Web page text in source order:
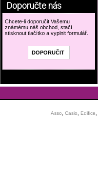
Doporučte nás
Chcete-li doporučit Vašemu
známému náš obchod, stačí
stisknout tlačítko a vyplnit formulář.
Asso
Casio Edifice